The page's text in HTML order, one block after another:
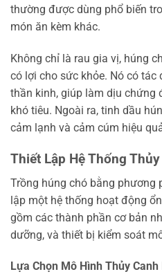
thường được dùng phổ biến
món ăn kèm khác.
Không chỉ là rau gia vị, húng
có lợi cho sức khỏe. Nó có tác
thần kinh, giúp làm dịu chứng
khó tiêu. Ngoài ra, tinh dầu
cảm lạnh và cảm cúm hiệu
Thiết Lập Hệ Thống
Trồng húng chó bằng phương
lập một hệ thống hoạt động
gồm các thành phần cơ bản
dưỡng, và thiết bị kiểm soát
Lựa Chọn Mô Hình Thủy Canh